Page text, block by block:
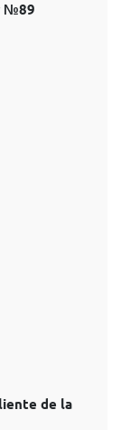
№89
de la